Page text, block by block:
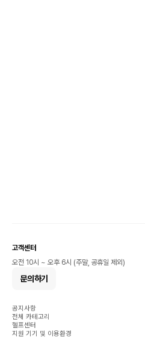
고객센터
오전 10시 ~ 오후 6시 (주말, 공휴일 제외)
문의하기
공지사항
전체 카테고리
헬프센터
지원 기기 및 이용환경